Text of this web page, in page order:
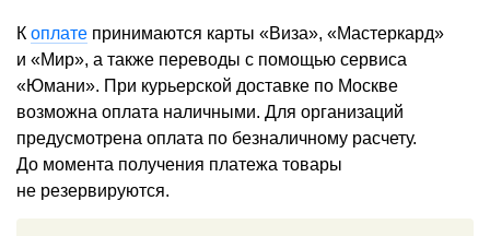
К оплате принимаются карты «Виза», «Мастеркард»
и «Мир», а также переводы с помощью сервиса
«Юмани». При курьерской доставке по Москве
возможна оплата наличными. Для организаций
предусмотрена оплата по безналичному расчету.
До момента получения платежа товары
не резервируются.